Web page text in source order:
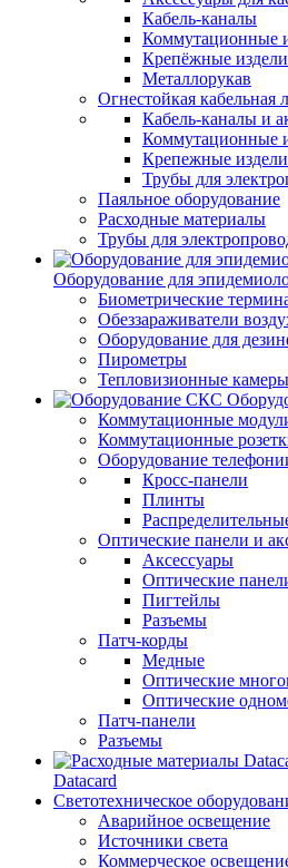
Кабель-каналы
Коммутационные
Крепёжные
Металлорукав
Огнестойкая
Кабель-каналы и
Коммутационные
Крепежные
Трубы для
Паяльное оборудование
Расходные материалы
Трубы для
Оборудование для
Биометрические
Обеззараживатели
Оборудование для
Пирометры
Тепловизионные камеры
Коммутационные
Коммутационные
Оборудование
Кросс-панели
Плинты
Оптические панели и
Аксессуары
Оптические
Пигтейлы
Разъемы
Патч-корды
Медные
Оптические
Оптические
Патч-панели
Разъемы
Datacard
Светотехническое
Аварийное освещение
Источники света
Коммерческое